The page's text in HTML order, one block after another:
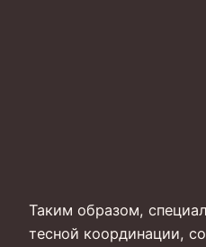
Таким образом,
тесной координации,